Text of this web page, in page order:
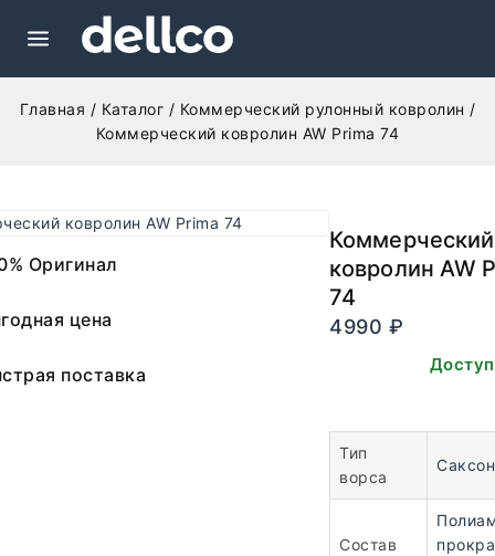
Главная / Каталог / Коммерческий рулонный ковролин /
Коммерческий ковролин AW Prima 74
Оригинал
цена
поставка
Коммерческий
ковролин AW
74
4990 ₽
В наличии.
Тип
ворса
Состав